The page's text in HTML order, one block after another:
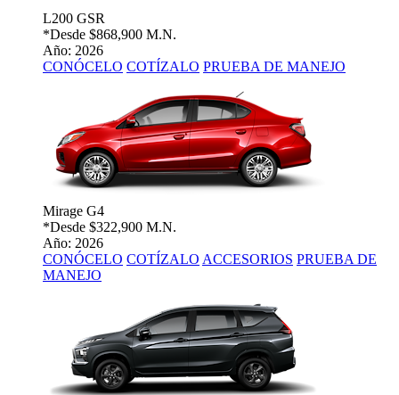
L200 GSR
*Desde $868,900 M.N.
Año: 2026
CONÓCELO COTÍZALO PRUEBA DE MANEJO
Mirage G4
*Desde $322,900 M.N.
Año: 2026
CONÓCELO COTÍZALO ACCESORIOS PRUEBA DE
MANEJO